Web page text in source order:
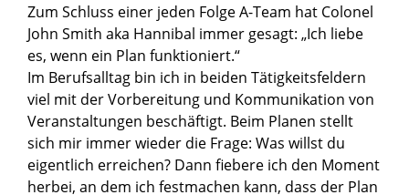
Zum Schluss einer jeden Folge A-Team hat Colonel
John Smith aka Hannibal immer gesagt: „Ich liebe
es, wenn ein Plan funktioniert.“
Im Berufsalltag bin ich in beiden Tätigkeitsfeldern
viel mit der Vorbereitung und Kommunikation von
Veranstaltungen beschäftigt. Beim Planen stellt
sich mir immer wieder die Frage: Was willst du
eigentlich erreichen? Dann fiebere ich den Moment
herbei, an dem ich festmachen kann, dass der Plan